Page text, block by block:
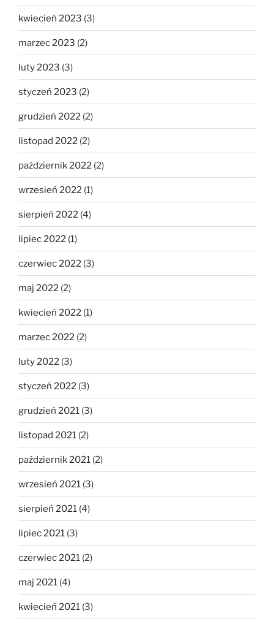
kwiecień 2023 (3)
marzec 2023 (2)
luty 2023 (3)
styczeń 2023 (2)
grudzień 2022 (2)
listopad 2022 (2)
październik 2022 (2)
wrzesień 2022 (1)
sierpień 2022 (4)
lipiec 2022 (1)
czerwiec 2022 (3)
maj 2022 (2)
kwiecień 2022 (1)
marzec 2022 (2)
luty 2022 (3)
styczeń 2022 (3)
grudzień 2021 (3)
listopad 2021 (2)
październik 2021 (2)
wrzesień 2021 (3)
sierpień 2021 (4)
lipiec 2021 (3)
czerwiec 2021 (2)
maj 2021 (4)
kwiecień 2021 (3)